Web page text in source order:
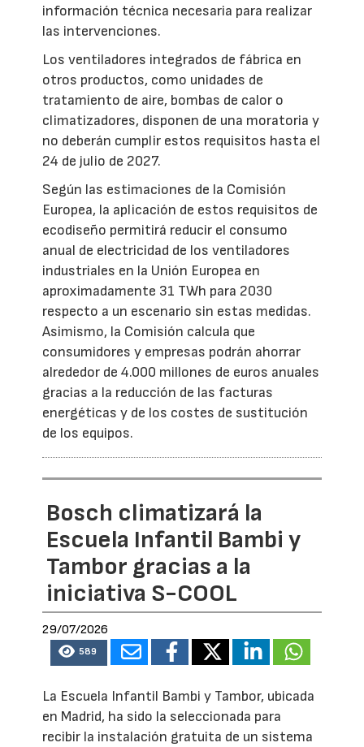
información técnica necesaria para realizar
las intervenciones.
Los ventiladores integrados de fábrica en
otros productos, como unidades de
tratamiento de aire, bombas de calor o
climatizadores, disponen de una moratoria y
no deberán cumplir estos requisitos hasta el
24 de julio de 2027.
Según las estimaciones de la Comisión
Europea, la aplicación de estos requisitos de
ecodiseño permitirá reducir el consumo
anual de electricidad de los ventiladores
industriales en la Unión Europea en
aproximadamente 31 TWh para 2030
respecto a un escenario sin estas medidas.
Asimismo, la Comisión calcula que
consumidores y empresas podrán ahorrar
alrededor de 4.000 millones de euros anuales
gracias a la reducción de las facturas
energéticas y de los costes de sustitución
de los equipos.
Bosch climatizará la
Escuela Infantil Bambi y
Tambor gracias a la
iniciativa S-COOL
29/07/2026
589
La Escuela Infantil Bambi y Tambor, ubicada
en Madrid, ha sido la seleccionada para
recibir la instalación gratuita de un sistema